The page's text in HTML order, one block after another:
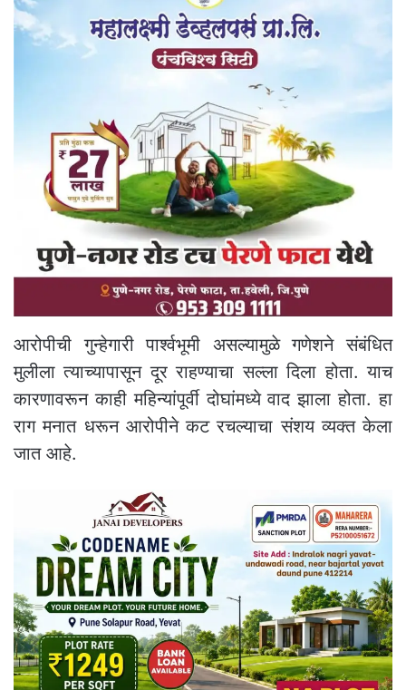
आरोपीची गुन्हेगारी पार्श्वभूमी असल्यामुळे गणेशने संबंधित
मुलीला त्याच्यापासून दूर राहण्याचा सल्ला दिला होता. याच
कारणावरून काही महिन्यांपूर्वी दोघांमध्ये वाद झाला होता. हा
राग मनात धरून आरोपीने कट रचल्याचा संशय व्यक्त केला
जात आहे.